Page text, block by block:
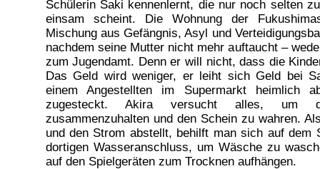
Schülerin Saki kennenlernt, die nur noch selten
einsam scheint. Die Wohnung der
Mischung aus Gefängnis, Asyl und
nachdem seine Mutter nicht mehr auftaucht –
zum Jugendamt. Denn er will nicht, dass die
Das Geld wird weniger, er leiht sich Geld bei
einem Angestellten im Supermarkt heimlich
zugesteckt. Akira versucht alles, um
zusammenzuhalten und den Schein zu wahren.
und den Strom abstellt, behilft man sich auf dem
dortigen Wasseranschluss, um Wäsche zu
auf den Spielgeräten zum Trocknen aufhängen.